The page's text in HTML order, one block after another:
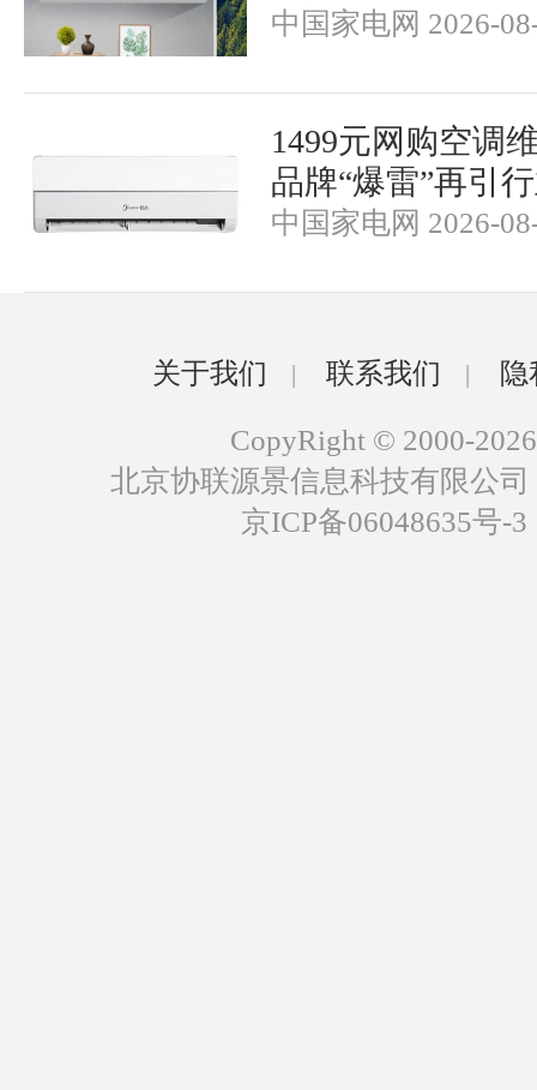
中国家电网 2026-
1499元网购空调
品牌“爆雷”再引
中国家电网 2026-
关于我们 | 联系我们 |
CopyRight © 2000-2026
北京协联源景信息科技有限公
京ICP备06048635号-3